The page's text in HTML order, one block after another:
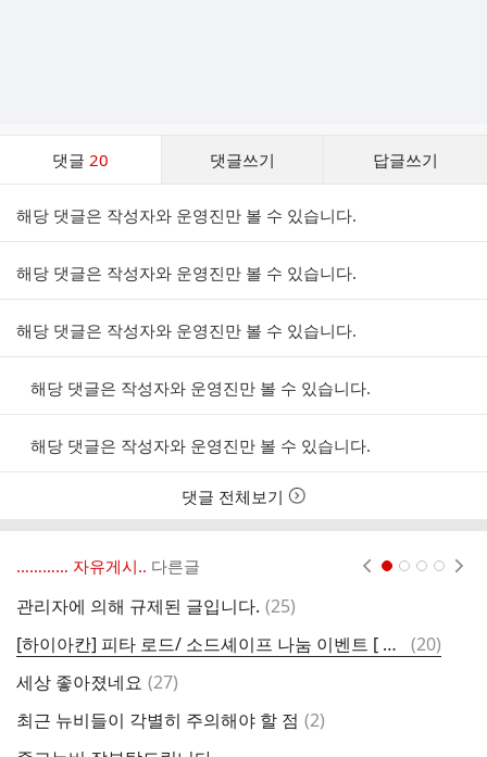
댓글20 댓글쓰기 답글쓰기
리
해당 댓글은 작성자와 운영진만 볼 수 있습니다.
해당 댓글은 작성자와 운영진만 볼 수 있습니다.
해당 댓글은 작성자와 운영진만 볼 수 있습니다.
해당 댓글은 작성자와 운영진만 볼 수 있습니다.
해당 댓글은 작성자와 운영진만 볼 수 있습니다.
댓글 전체보기
………… 자유게시.. 다른글
관리자에 의해 규제된 글입니다. 댓
(25)
[하이아칸] 피타 로드/ 소드셰이프 나눔 이벤트 [ 조기종료 ]
댓
글
(20)
세상 좋아졌네요 댓
(27)
최근 뉴비들이 각별히 주의해야 할 점 댓
(2)